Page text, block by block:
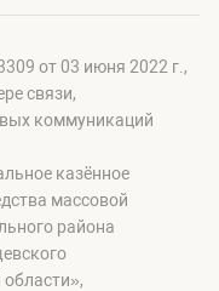
от 03 июня 2022 г.,
связи,
коммуникаций
казённое
массовой
района